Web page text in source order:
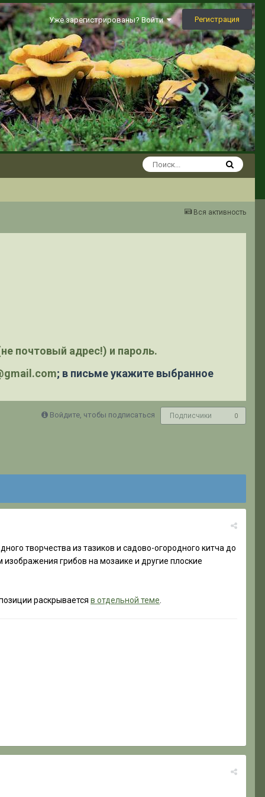
Уже зарегистрированы? Войти Регистрация
Вся активность
почтовый адрес!) и пароль.
; в письме укажите выбранное
Войдите, чтобы подписаться Подписчики 0
творчества из тазиков и садово-огородного китча до
грибов на мозаике и другие плоские
раскрывается в отдельной теме